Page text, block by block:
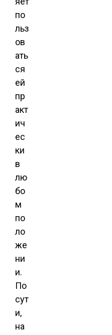
по
льз
ов
ать
ся
ей
пр
акт
ич
ес
ки
в
лю
бо
м
по
ло
же
ни
и.
По
сут
и,
на